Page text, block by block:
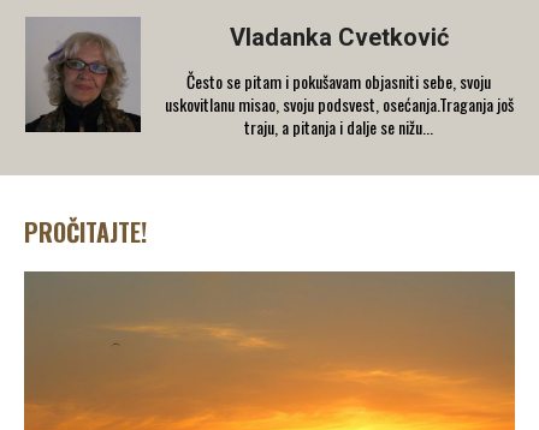
Vladanka Cvetković
Često se pitam i pokušavam objasniti sebe, svoju
uskovitlanu misao, svoju podsvest, osećanja.Traganja još
traju, a pitanja i dalje se nižu...
PROČITAJTE!